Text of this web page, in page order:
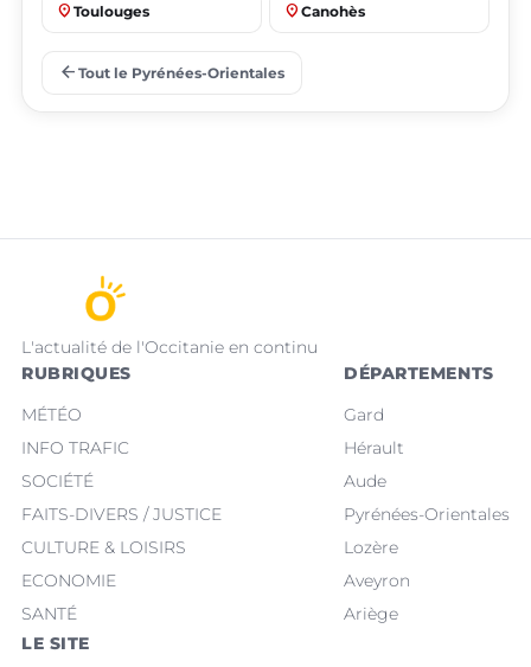
place Toulouges place Canohès
place
arrow_back Tout le Pyrénées-Orientales
L'actualité de l'Occitanie en continu
RUBRIQUES
MÉTÉO
INFO TRAFIC
SOCIÉTÉ
FAITS-DIVERS / JUSTICE
CULTURE & LOISIRS
ECONOMIE
SANTÉ
DÉPARTEMENTS
Gard
Hérault
Aude
Pyrénées-Orientales
Lozère
Aveyron
Ariège
LE SITE